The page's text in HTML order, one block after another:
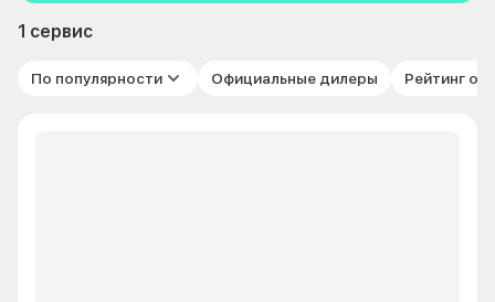
1 сервис
По популярности Официальные дилеры Рейтинг